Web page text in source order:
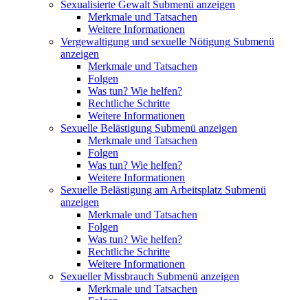
Sexualisierte Gewalt Submenü anzeigen
Merkmale und Tatsachen
Weitere Informationen
Vergewaltigung und sexuelle Nötigung Submenü
anzeigen
Merkmale und Tatsachen
Folgen
Was tun? Wie helfen?
Rechtliche Schritte
Weitere Informationen
Sexuelle Belästigung Submenü anzeigen
Merkmale und Tatsachen
Folgen
Was tun? Wie helfen?
Weitere Informationen
Sexuelle Belästigung am Arbeitsplatz Submenü
anzeigen
Merkmale und Tatsachen
Folgen
Was tun? Wie helfen?
Rechtliche Schritte
Weitere Informationen
Sexueller Missbrauch Submenü anzeigen
Merkmale und Tatsachen